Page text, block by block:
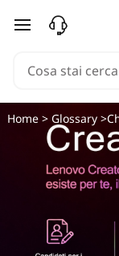
passa a
Home> Glossary